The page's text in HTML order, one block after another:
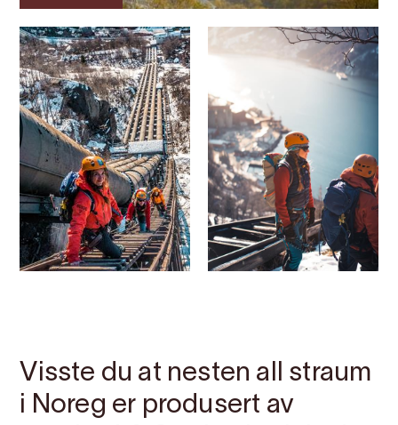
Visste du at nesten all straum
i Noreg er produsert av